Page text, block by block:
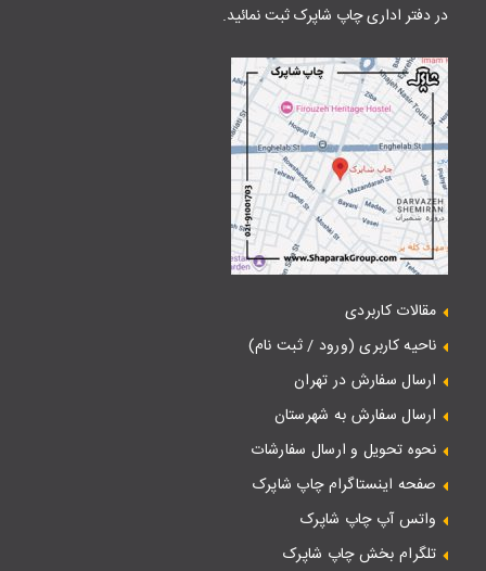
در دفتر اداری چاپ شاپرک ثبت نمائید.
مقالات کاربردی
ناحیه کاربری (ورود / ثبت نام)
ارسال سفارش در تهران
ارسال سفارش به شهرستان
نحوه تحویل و ارسال سفارشات
صفحه اینستاگرام چاپ شاپرک
واتس آپ چاپ شاپرک
تلگرام بخش چاپ شاپرک